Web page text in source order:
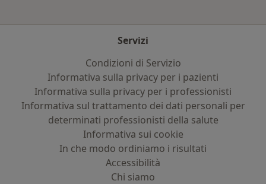
Servizi
Condizioni di Servizio
Informativa sulla privacy per i pazienti
Informativa sulla privacy per i professionisti
Informativa sul trattamento dei dati personali per
determinati professionisti della salute
Informativa sui cookie
In che modo ordiniamo i risultati
Accessibilità
Chi siamo